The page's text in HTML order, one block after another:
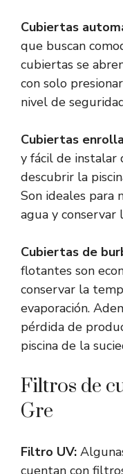
Cubiertas
que buscan
cubiertas se
con solo
nivel de
Cubiertas
y fácil de
descubrir la
Son ideales para
agua y
Cubiertas de
flotantes son
conservar la
evaporación.
pérdida de
piscina de la
Filtros de
Gre
Filtro UV: